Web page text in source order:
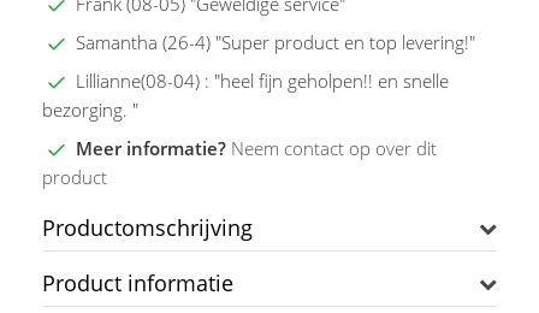
Samantha (26-4) "Super product en top levering!"
Lillianne(08-04) : "heel fijn geholpen!! en snelle
bezorging. "
Meer informatie? Neem contact op over dit
product
Productomschrijving
Product informatie